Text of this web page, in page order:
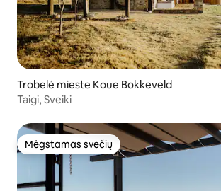
Trobelė mieste Koue Bokkeveld
Taigi, Sveiki
Mėgstamas svečių
Mėgstamas svečių